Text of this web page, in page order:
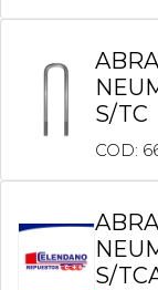
S/TC
COD:
S/